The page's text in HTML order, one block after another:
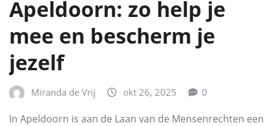
Apeldoorn: zo help je
mee en bescherm je
jezelf
Miranda de Vrij okt 26, 2025 0
In Apeldoorn is aan de Laan van de Mensenrechten een